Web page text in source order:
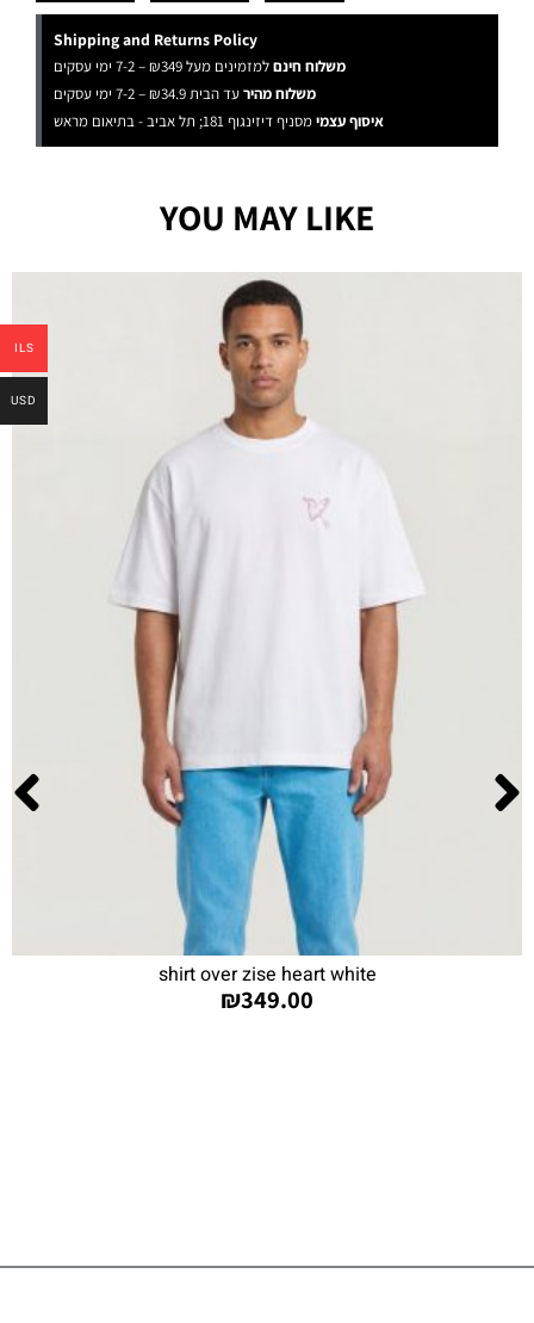
Shipping and Returns Policy
משלוח חינםלמזמינים מעל ₪349 – 7-2 ימי עסקים
משלוח מהירעד הבית ₪34.9 – 7-2 ימי עסקים
איסוף עצמימסניף דיזינגוף 181; תל אביב - בתיאום מראש
YOU MAY LIKE
shirt over zise heart white
₪349.00
ILS
USD